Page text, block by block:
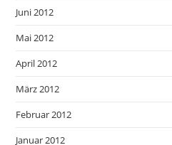
Juni 2012
Mai 2012
April 2012
März 2012
Februar 2012
Januar 2012